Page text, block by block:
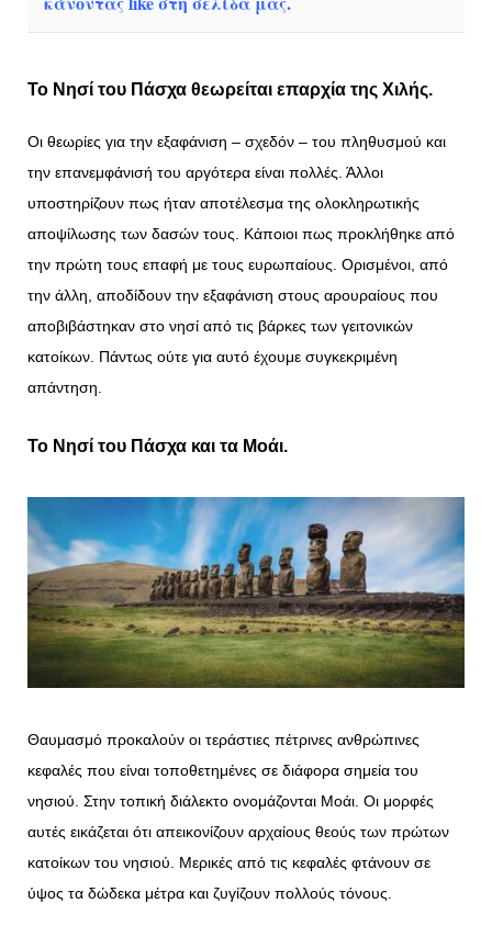
Το Νησί του Πάσχα θεωρείται επαρχία της Χιλής.
Οι θεωρίες για την εξαφάνιση – σχεδόν – του πληθυσμού και
την επανεμφάνισή του αργότερα είναι πολλές. Άλλοι
υποστηρίζουν πως ήταν αποτέλεσμα της ολοκληρωτικής
αποψίλωσης των δασών τους. Κάποιοι πως προκλήθηκε από
την πρώτη τους επαφή με τους ευρωπαίους. Ορισμένοι, από
την άλλη, αποδίδουν την εξαφάνιση στους αρουραίους που
αποβιβάστηκαν στο νησί από τις βάρκες των γειτονικών
κατοίκων. Πάντως ούτε για αυτό έχουμε συγκεκριμένη
απάντηση.
Το Νησί του Πάσχα και τα Μοάι.
Θαυμασμό προκαλούν οι τεράστιες πέτρινες ανθρώπινες
κεφαλές που είναι τοποθετημένες σε διάφορα σημεία του
νησιού. Στην τοπική διάλεκτο ονομάζονται Μοάι. Οι μορφές
αυτές εικάζεται ότι απεικονίζουν αρχαίους θεούς των πρώτων
κατοίκων του νησιού. Μερικές από τις κεφαλές φτάνουν σε
ύψος τα δώδεκα μέτρα και ζυγίζουν πολλούς τόνους.